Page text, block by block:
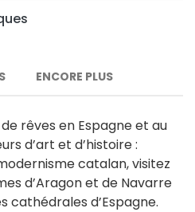
ENCORE PLUS
rêves en Espagne et au
d’art et d’histoire :
catalan, visitez
d’Aragon et de Navarre
cathédrales d’Espagne.